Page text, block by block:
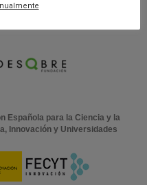
Española para la Ciencia y la
Innovación y Universidades